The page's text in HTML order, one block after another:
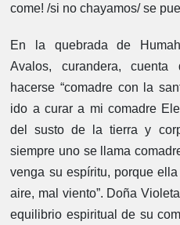
come! /si no chayamos/ se
En la quebrada de
Avalos, curandera,
hacerse “comadre con la
ido a curar a mi comadre
del susto de la tierra y
siempre uno se llama
venga su espíritu, porque
aire, mal viento”. Doña
equilibrio espiritual de su